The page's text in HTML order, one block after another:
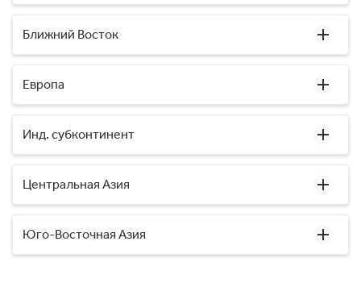
Ближний Восток
Европа
Инд. субконтинент
Центральная Азия
Юго-Восточная Азия